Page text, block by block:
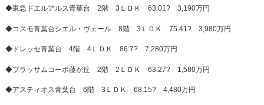
◆東急ドエルアルス青葉台 2階 3ＬＤＫ 63.01? 3,190万円
◆コスモ青葉台シエル・ヴェール 8階 3ＬＤＫ 75.41? 3,980万円
◆ドレッセ青葉台 4階 4ＬＤＫ 86.7? 7,280万円
◆ブラッサムコーポ藤が丘 2階 2ＬＤＫ 63.27? 1,580万円
◆アスティオス青葉台 6階 3ＬＤＫ 68.15? 4,480万円